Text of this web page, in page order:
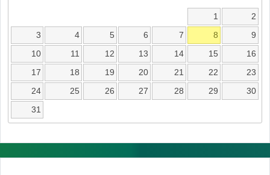
1
2
3
4 5 6 7 8
9
10
11 12 13 14 15
16
17
18 19 20 21 22
23
24
25 26 27 28 29
30
31